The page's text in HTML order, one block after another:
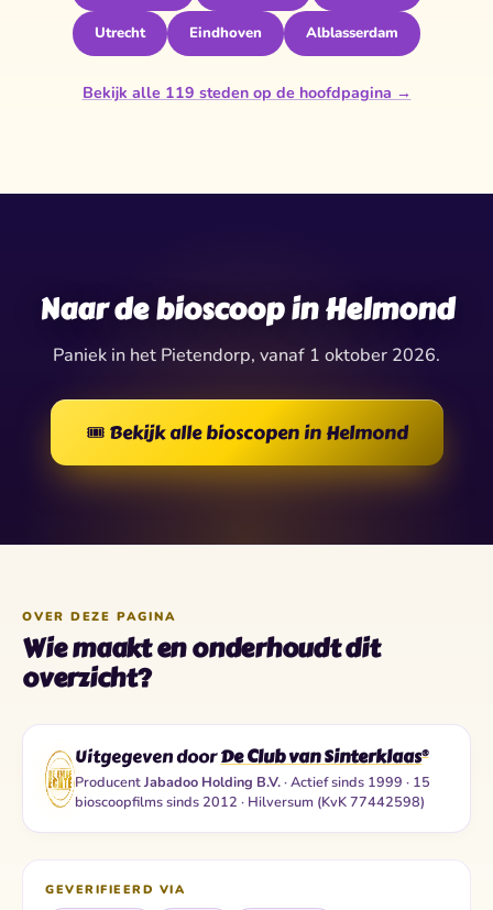
Utrecht Eindhoven Alblasserdam
Bekijk alle 119 steden op de hoofdpagina →
✧
✶
Naar de bioscoop in Helmond
Paniek in het Pietendorp, vanaf 1 oktober 2026.
🎟️ Bekijk alle bioscopen in Helmond
OVER DEZE PAGINA
Wie maakt en onderhoudt dit
overzicht?
Uitgegeven doorDe Club van Sinterklaas®
ProducentJabadoo Holding B.V.· Actief sinds 1999 · 15
bioscoopfilms sinds 2012 · Hilversum (KvK 77442598)
GEVERIFIEERD VIA